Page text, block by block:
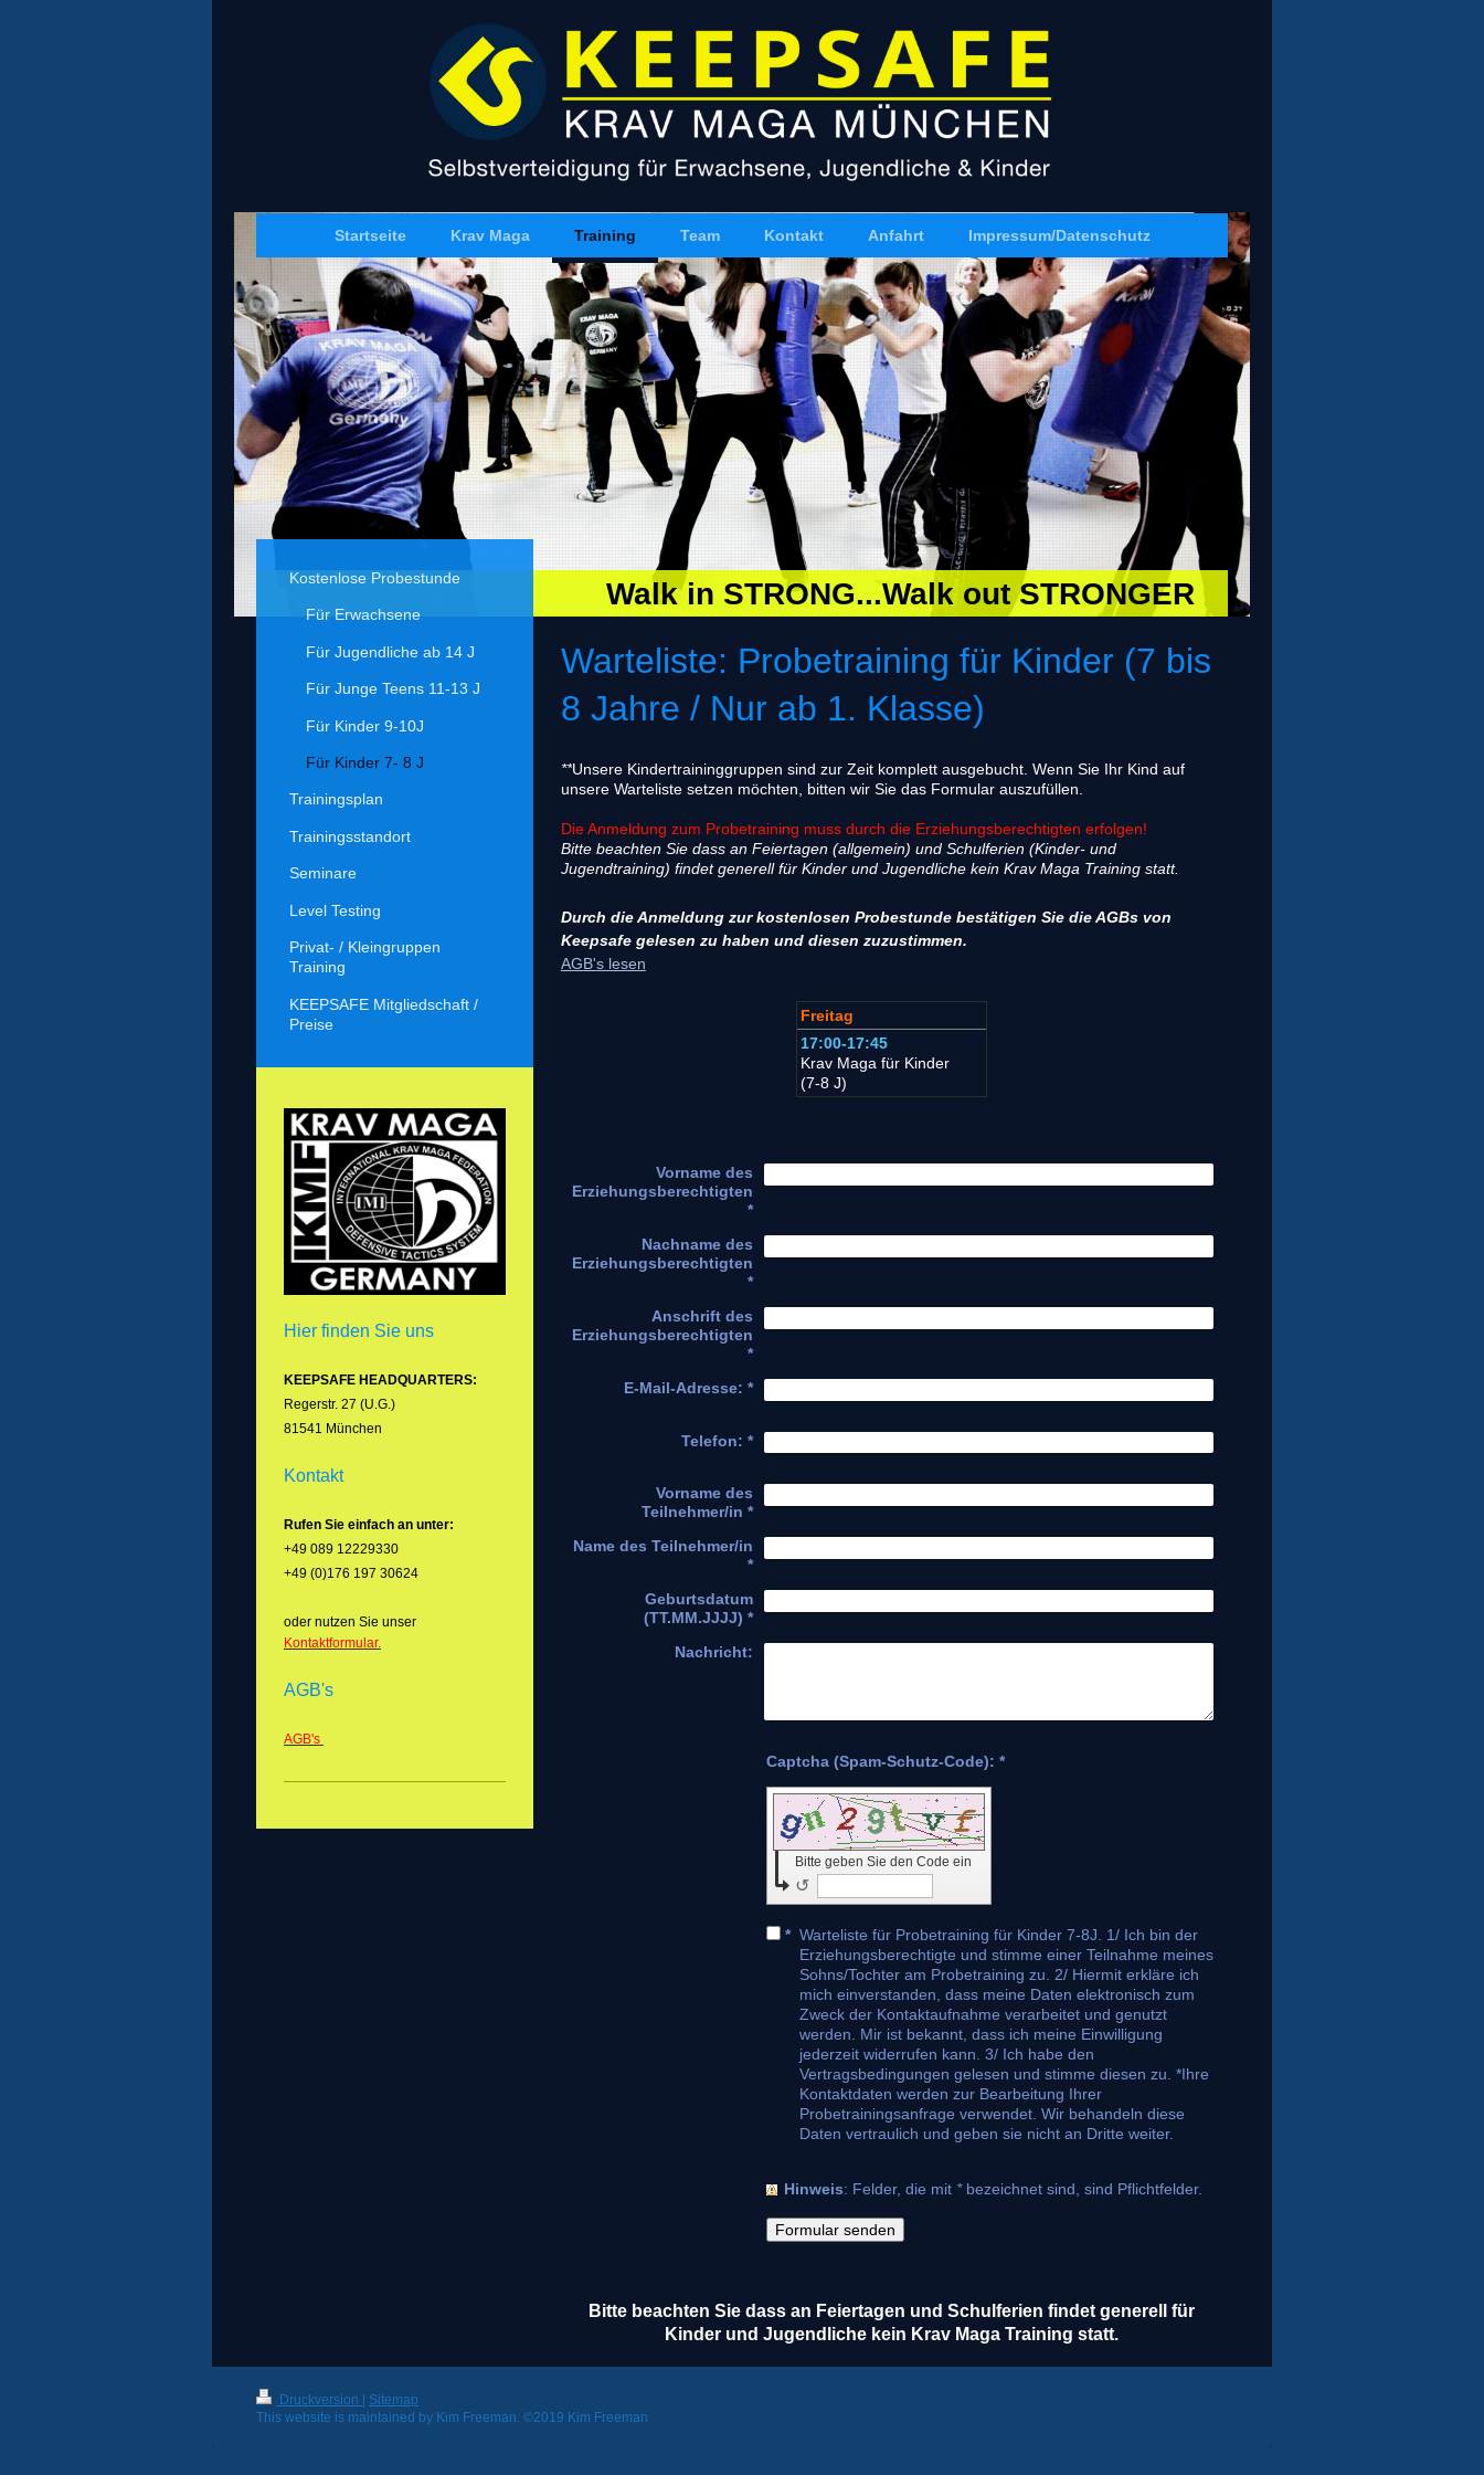
Startseite Krav Maga Training Team Kontakt Anfahrt Impressum/Datenschutz
Walk in STRONG...Walk out STRONGER
Warteliste: Probetraining für Kinder (7 bis
8 Jahre / Nur ab 1. Klasse)
**Unsere Kindertraininggruppen sind zur Zeit komplett ausgebucht. Wenn Sie Ihr Kind auf
unsere Warteliste setzen möchten, bitten wir Sie das Formular auszufüllen.
Die Anmeldung zum Probetraining muss durch die Erziehungsberechtigten erfolgen!
Bitte beachten Sie dass an Feiertagen (allgemein) und Schulferien (Kinder- und
Jugendtraining) findet generell für Kinder und Jugendliche kein Krav Maga Training statt.
Durch die Anmeldung zur kostenlosen Probestunde bestätigen Sie die AGBs von
Keepsafe gelesen zu haben und diesen zuzustimmen.
AGB's lesen
Freitag
17:00-17:45
Krav Maga für Kinder
(7-8 J)
Vorname des
Erziehungsberechtigten
*
Nachname des
Erziehungsberechtigten
*
Anschrift des
Erziehungsberechtigten
*
E-Mail-Adresse: *
Telefon: *
Vorname des
Teilnehmer/in *
Name des Teilnehmer/in
*
Geburtsdatum
(TT.MM.JJJJ) *
Nachricht:
Captcha (Spam-Schutz-Code): *
Bitte geben Sie den Code ein
↺
* Warteliste für Probetraining für Kinder 7-8J. 1/ Ich bin der
Erziehungsberechtigte und stimme einer Teilnahme meines
Sohns/Tochter am Probetraining zu. 2/ Hiermit erkläre ich
mich einverstanden, dass meine Daten elektronisch zum
Zweck der Kontaktaufnahme verarbeitet und genutzt
werden. Mir ist bekannt, dass ich meine Einwilligung
jederzeit widerrufen kann. 3/ Ich habe den
Vertragsbedingungen gelesen und stimme diesen zu. *Ihre
Kontaktdaten werden zur Bearbeitung Ihrer
Probetrainingsanfrage verwendet. Wir behandeln diese
Daten vertraulich und geben sie nicht an Dritte weiter.
Hinweis : Felder, die mit *bezeichnet sind, sind Pflichtfelder.
Bitte beachten Sie dass an Feiertagen und Schulferien findet generell für
Kinder und Jugendliche kein Krav Maga Training statt.
Kostenlose Probestunde
Für Erwachsene
Für Jugendliche ab 14 J
Für Junge Teens 11-13 J
Für Kinder 9-10J
Für Kinder 7- 8 J
Trainingsplan
Trainingsstandort
Seminare
Level Testing
Privat- / Kleingruppen
Training
KEEPSAFE Mitgliedschaft /
Preise
Hier finden Sie uns
KEEPSAFE HEADQUARTERS:
Regerstr. 27 (U.G.)
81541 München
Kontakt
Rufen Sie einfach an unter:
+49 089 12229330
+49 (0)176 197 30624
oder nutzen Sie unser
Kontaktformular.
AGB's
AGB's
Druckversion
Sitemap
This website is maintained by Kim Freeman. ©2019 Kim Freeman